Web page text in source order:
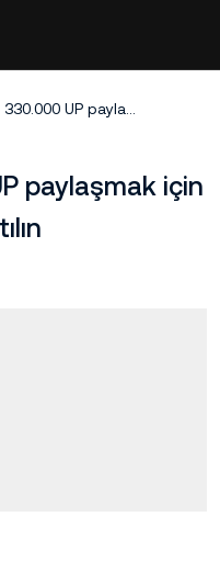
BoostEarn: 330.000 UP paylaşmak için USDT, BTC, ETH'ye katılın
paylaşmak için